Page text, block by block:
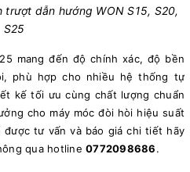
dẫn hướng WON S15, S20,
S25
mang đến độ chính xác, độ bền
phù hợp cho nhiều hệ thống tự
kế tối ưu cùng chất lượng chuẩn
cho máy móc đòi hòi hiệu suất
tư vấn và báo giá chi tiết hãy
qua hotline 0772098686.